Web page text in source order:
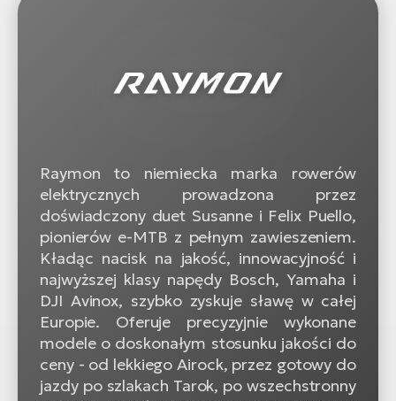
Raymon to niemiecka marka rowerów
elektrycznych prowadzona przez
doświadczony duet Susanne i Felix Puello,
pionierów e-MTB z pełnym zawieszeniem.
Kładąc nacisk na jakość, innowacyjność i
najwyższej klasy napędy Bosch, Yamaha i
DJI Avinox, szybko zyskuje sławę w całej
Europie. Oferuje precyzyjnie wykonane
modele o doskonałym stosunku jakości do
ceny - od lekkiego Airock, przez gotowy do
jazdy po szlakach Tarok, po wszechstronny